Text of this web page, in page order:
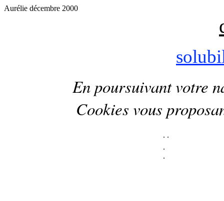
Aurélie décembre 2000
En poursuivant votre
Cookies vous
. .
.
.